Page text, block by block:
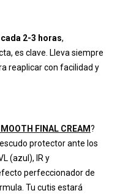
2-3 horas,
es clave. Lleva siempre
reaplicar con facilidad y
FINAL CREAM?
protector ante los
(azul), IR y
perfeccionador de
Tu cutis estará